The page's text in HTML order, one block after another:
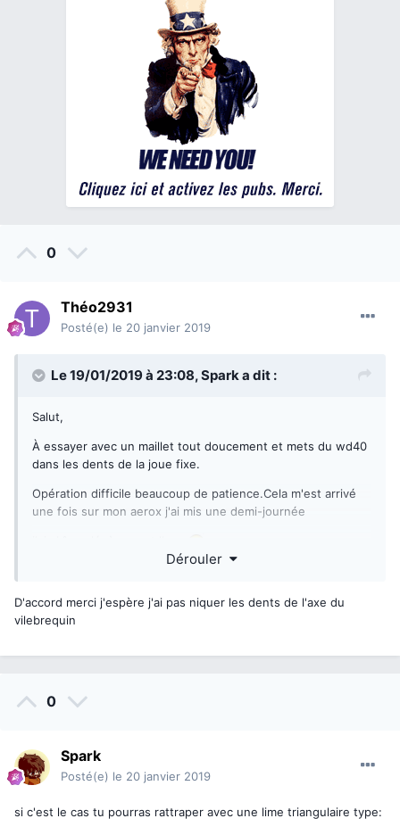
0
Théo2931
Posté(e) le 20 janvier 2019
Le 19/01/2019 à 23:08,Sparka dit :
Salut,
À essayer avec un maillet tout doucement et mets du wd40
dans les dents de la joue fixe.
Opération difficile beaucoup de patience.Cela m'est arrivé
une fois sur mon aerox j'ai mis une demi-journée
Dérouler
D'accord merci j'espère j'ai pas niquer les dents de l'axe du
vilebrequin
0
Spark
Posté(e) le 20 janvier 2019
si c'est le cas tu pourras rattraper avec une lime triangulaire type: